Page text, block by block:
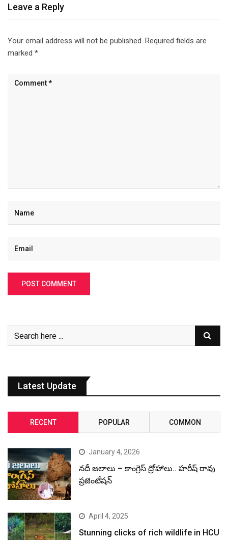
Leave a Reply
Your email address will not be published. Required fields are
marked *
Latest Update
RECENT POPULAR COMMON
January 4, 2026
నదీ జలాలు – కాంగ్రెస్ ద్రోహాలు.. హరీష్ రావు
ప్రజెంటేషన్
April 4, 2025
Stunning clicks of rich wildlife in HCU